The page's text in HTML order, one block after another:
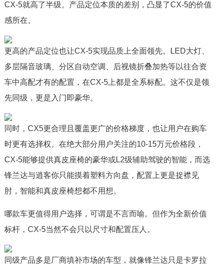
CX-5就高了半级。产品定位本质的差别，凸显了CX-5的价值
感所在。
更高的产品定位也让CX-5实现品质上全面领先。LED大灯、
多层隔音玻璃、分区自动空调、后视镜折叠加热等以往合资
车中高配才有的配置，在CX-5上都是全系标配。这不仅是领
先同级，更是入门即豪华。
同时，CX5更合理且覆盖更广的价格梯度，也让用户在购车
时更有选择权。在绝大部分用户关注的10-15万元价格段，
CX-5能够提供真皮座椅的豪华或L2级辅助驾驶的智能，而选
锋兰达与逍客你只能摸着塑料方向盘，配置上更是捉襟见
肘，智能和真皮座椅想都不用想。
哪款车更值得用户选择，可谓是不言而喻。但作为全新价值
标杆，CX-5当然不会只以尺寸和配置压人。
同级产品多是厂商填补市场的车型，就像锋兰达只是卡罗拉